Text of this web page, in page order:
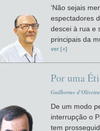
‘Não sejais
espectadores
descei à rua e
principais da
ver [+]
Por uma
Guilherme
De um modo
interrupção o
tem